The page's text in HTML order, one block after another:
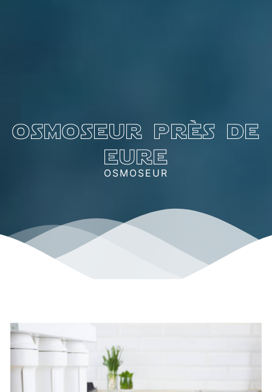
osmoseur près de
eure
OSMOSEUR